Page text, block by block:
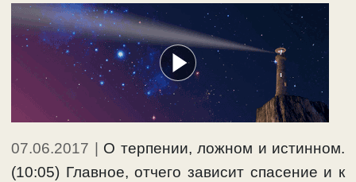
07.06.2017
О терпении, ложном и истинном.
(10:05) Главное, отчего зависит спасение и к